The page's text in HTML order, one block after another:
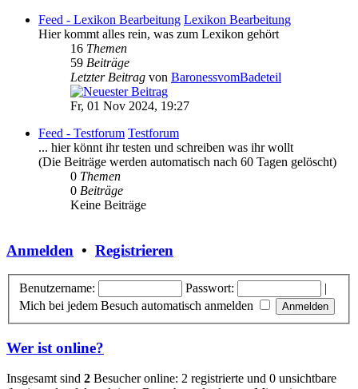
Feed - Lexikon Bearbeitung Lexikon Bearbeitung
Hier kommt alles rein, was zum Lexikon gehört
16 Themen
59 Beiträge
Letzter Beitrag von BaronessvomBadeteil
Fr, 01 Nov 2024, 19:27
Feed - Testforum Testforum
... hier könnt ihr testen und schreiben was ihr wollt
(Die Beiträge werden automatisch nach 60 Tagen gelöscht)
0 Themen
0 Beiträge
Keine Beiträge
Anmelden • Registrieren
Benutzername: Passwort:
|
Mich bei jedem Besuch automatisch anmelden
Wer ist online?
Insgesamt sind 2 Besucher online: 2 registrierte und 0 unsichtbare